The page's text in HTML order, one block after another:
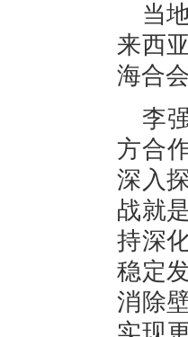
当
来西
海合
李
方合
深入
战就
持深
稳定
消除